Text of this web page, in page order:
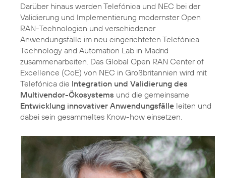
Darüber hinaus werden Telefónica und NEC bei der
Validierung und Implementierung modernster Open
RAN-Technologien und verschiedener
Anwendungsfälle im neu eingerichteten Telefónica
Technology and Automation Lab in Madrid
zusammenarbeiten. Das Global Open RAN Center of
Excellence (CoE) von NEC in Großbritannien wird mit
Telefónica die Integration und Validierung des
Multivendor-Ökosystems und die gemeinsame
Entwicklung innovativer Anwendungsfälle leiten und
dabei sein gesammeltes Know-how einsetzen.